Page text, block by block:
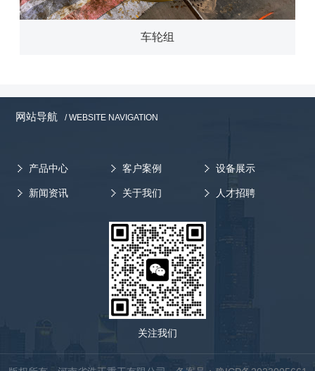
车轮组
网站导航 / WEBSITE NAVIGATION
产品中心 客户案例 设备展示
新闻资讯 关于我们 人才招聘
关注我们